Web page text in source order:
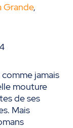
Grande,
jamais
mouture
de ses
Mais